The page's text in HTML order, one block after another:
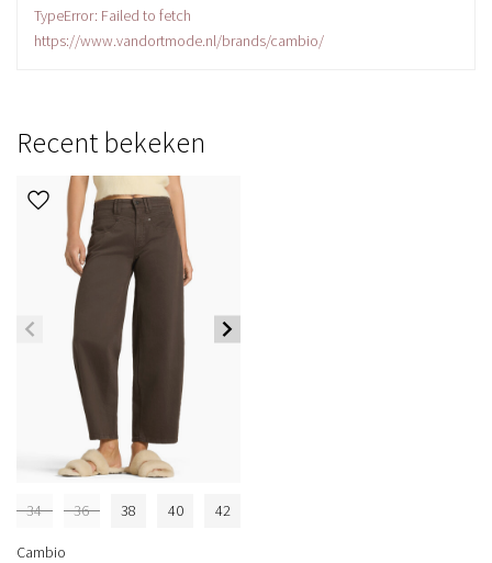
TypeError: Failed to fetch
https://www.vandortmode.nl/brands/cambio/
Recent bekeken
34 36 38 40 42
Cambio